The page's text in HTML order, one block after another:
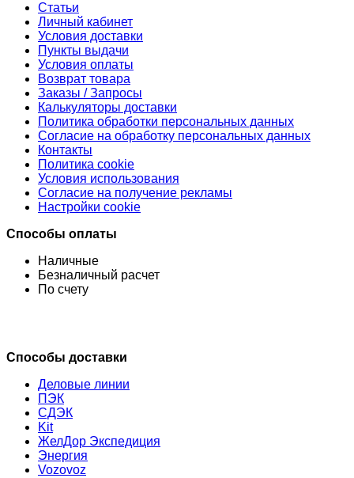
Статьи
Личный кабинет
Условия доставки
Пункты выдачи
Условия оплаты
Возврат товара
Заказы / Запросы
Калькуляторы доставки
Политика обработки персональных данных
Согласие на обработку персональных данных
Контакты
Политика cookie
Условия использования
Согласие на получение рекламы
Настройки cookie
Способы оплаты
Наличные
Безналичный расчет
По счету
Способы доставки
Деловые линии
ПЭК
СДЭК
Kit
ЖелДор Экспедиция
Энергия
Vozovoz